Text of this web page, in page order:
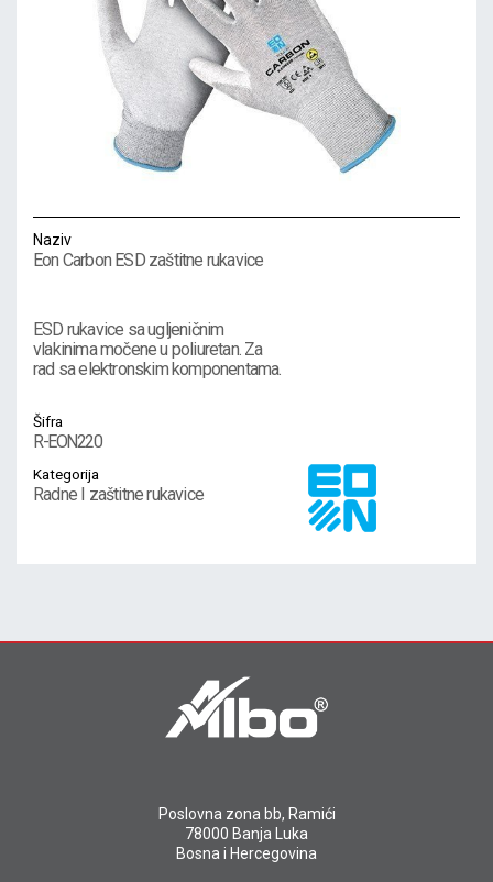
Naziv
Eon Carbon ESD zaštitne rukavice
ESD rukavice sa ugljeničnim
vlakinima močene u poliuretan. Za
rad sa elektronskim komponentama.
Šifra
R-EON220
Kategorija
Radne I zaštitne rukavice
Poslovna zona bb, Ramići
78000 Banja Luka
Bosna i Hercegovina